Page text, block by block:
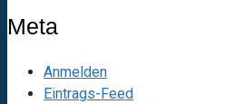
Meta
Anmelden
Eintrags-Feed